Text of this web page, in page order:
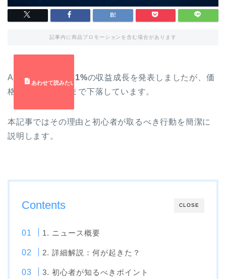
記事内に商品プロモーションを含む場合があります
Aaveは四半期で 31%の収益成長を発表しましたが、価
格は約
まで下落しています。
本記事ではその理由と初心者が取るべき行動を簡潔に
説明します。
CLOSE
Contents
1. ニュース概要
2. 詳細解説：何が起きた？
3. 初心者が知るべきポイント